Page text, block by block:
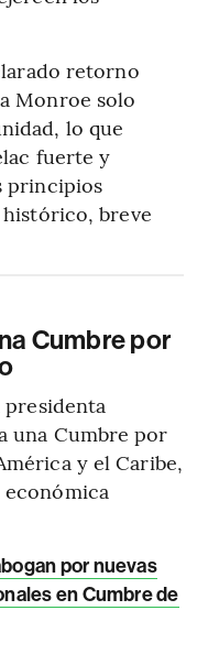
retorno
Monroe solo
lo que
fuerte y
principios
breve
Cumbre por
una Cumbre por
y el Caribe,
por nuevas
en Cumbre de